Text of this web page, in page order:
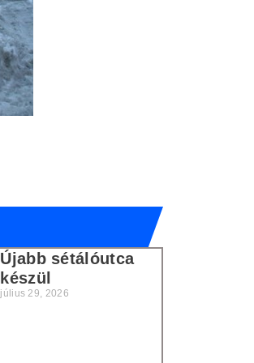
Újabb sétálóutca
készül
július 29, 2026